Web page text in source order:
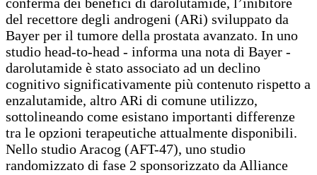
del recettore degli androgeni (ARi) sviluppato da
Bayer per il tumore della prostata avanzato. In uno
studio head-to-head - informa una nota di Bayer -
darolutamide è stato associato ad un declino
cognitivo significativamente più contenuto rispetto a
enzalutamide, altro ARi di comune utilizzo,
sottolineando come esistano importanti differenze
tra le opzioni terapeutiche attualmente disponibili.
Nello studio Aracog (AFT-47), uno studio
randomizzato di fase 2 sponsorizzato da Alliance